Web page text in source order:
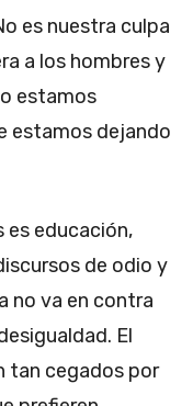
es nuestra culpa
a los hombres y
estamos
estamos dejando
es educación,
de odio y
no va en contra
El
tan cegados por